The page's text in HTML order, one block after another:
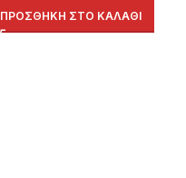
ΠΡΟΣΘΉΚΗ ΣΤΟ ΚΑΛΆΘΙ